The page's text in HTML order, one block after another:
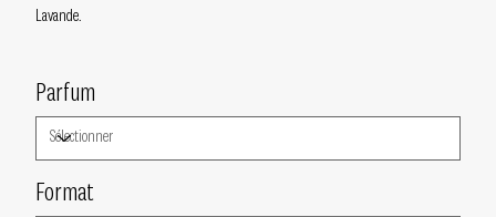
Lavande.
Parfum
Format